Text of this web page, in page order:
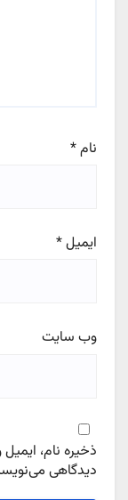
نام*
ایمیل*
وب‌ سایت
ذخیره نام،
دیدگاهی